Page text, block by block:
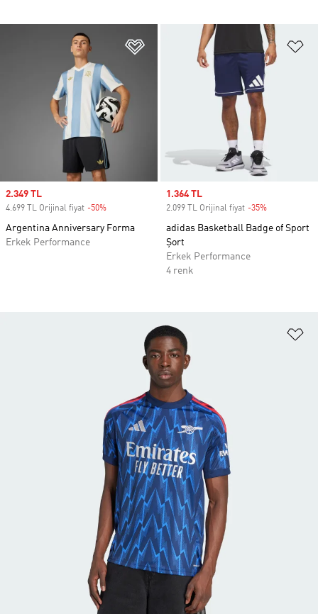
Favori Listesine Ekle
Sale price
2.349 TL
4.699 TL Orijinal fiyat -50%
Argentina Anniversary Forma
Erkek Performance
Sale price
1.364 TL
2.099 TL Orijinal fiyat -35%
adidas Basketball Badge of Sport
Şort
Erkek Performance
4 renk